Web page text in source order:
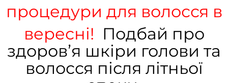
процедури для волосся в
вересні! Подбай про
здоровʼя шкіри голови та
волосся після літньої